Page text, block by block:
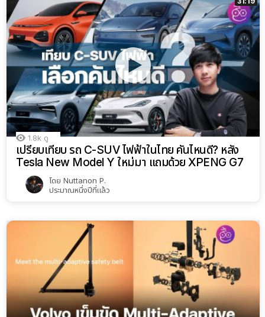
1.8k ดู
เปรียบเทียบ รถ C-SUV ไฟฟ้าในไทย คันไหนดี? หลัง
Tesla New Model Y ใหม่มา แถมด้วย XPENG G7
โดย Nuttanon P.
ประมาณหนึ่งปีที่แล้ว